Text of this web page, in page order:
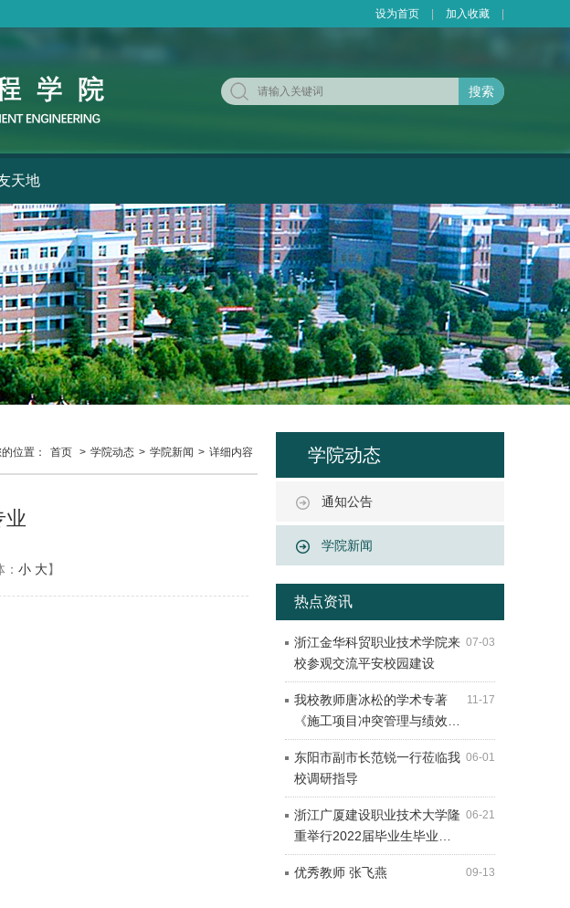
设为首页 加入收藏
搜索
天地
学院动态
通知公告
学院新闻
热点资讯
07-03
浙江金华科贸职业技术学院来
校参观交流平安校园建设
11-17
我校教师唐冰松的学术专著
《施工项目冲突管理与绩效…
06-01
东阳市副市长范锐一行莅临我
校调研指导
06-21
浙江广厦建设职业技术大学隆
重举行2022届毕业生毕业…
09-13
优秀教师 张飞燕
位置： 首页 > 学院动态 > 学院新闻 > 详细内容
业
： 小 大】